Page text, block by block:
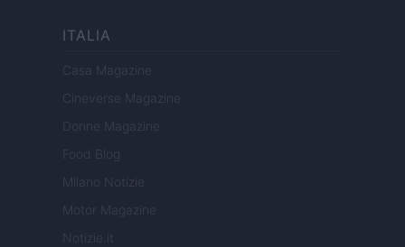
ITALIA
Casa Magazine
Cineverse Magazine
Donne Magazine
Food Blog
Milano Notizie
Motor Magazine
Notizie.it